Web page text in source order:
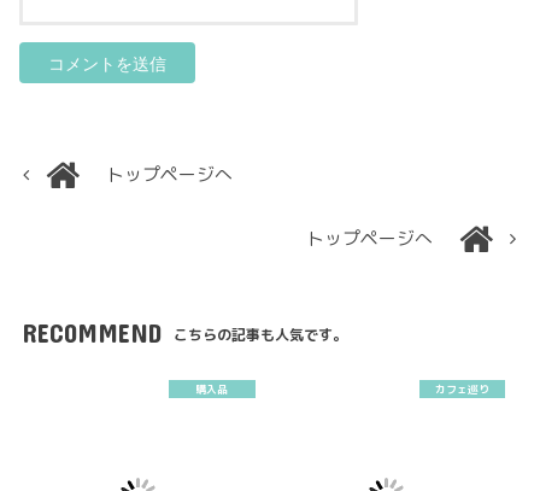
トップページへ
トップページへ
RECOMMEND こちらの記事も人気です。
購入品 カフェ巡り